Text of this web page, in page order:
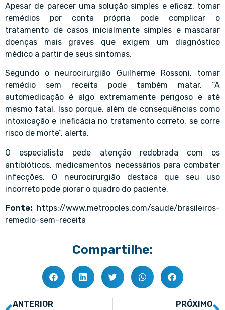
Apesar de parecer uma solução simples e eficaz, tomar
remédios por conta própria pode complicar o
tratamento de casos inicialmente simples e mascarar
doenças mais graves que exigem um diagnóstico
médico a partir de seus sintomas.
Segundo o neurocirurgião Guilherme Rossoni, tomar
remédio sem receita pode também matar. “A
automedicação é algo extremamente perigoso e até
mesmo fatal. Isso porque, além de consequências como
intoxicação e ineficácia no tratamento correto, se corre
risco de morte”, alerta.
O especialista pede atenção redobrada com os
antibióticos, medicamentos necessários para combater
infecções. O neurocirurgião destaca que seu uso
incorreto pode piorar o quadro do paciente.
Fonte: https://www.metropoles.com/saude/brasileiros-
remedio-sem-receita
Compartilhe:
ANTERIOR PRÓXIMO